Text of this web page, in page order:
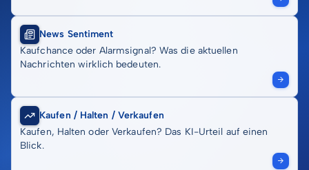
News Sentiment
Kaufchance oder Alarmsignal? Was die aktuellen
Nachrichten wirklich bedeuten.
Kaufen / Halten / Verkaufen
Kaufen, Halten oder Verkaufen? Das KI-Urteil auf einen
Blick.